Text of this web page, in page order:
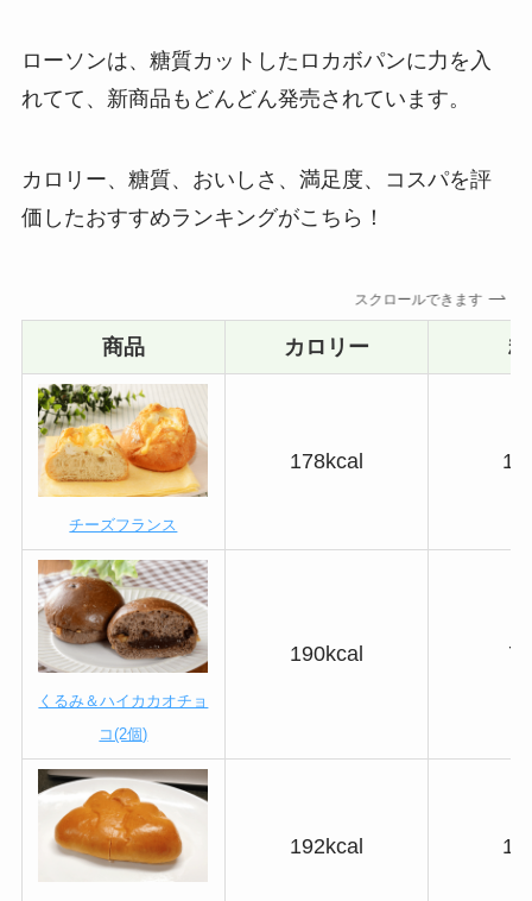
ローソンは、糖質カットしたロカボパンに力を入
れてて、新商品もどんどん発売されています。
カロリー、糖質、おいしさ、満足度、コスパを評
価したおすすめランキングがこちら！
スクロールできます
商品 カロリー
チーズフランス
178kcal
くるみ＆ハイカカオチョ
コ(2個)
190kcal
192kcal